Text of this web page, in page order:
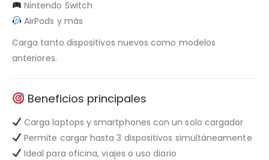
Nintendo Switch
AirPods y más
Carga tanto dispositivos nuevos como modelos
anteriores.
Beneficios principales
Carga laptops y smartphones con un solo cargador
Permite cargar hasta 3 dispositivos simultáneamente
Ideal para oficina, viajes o uso diario